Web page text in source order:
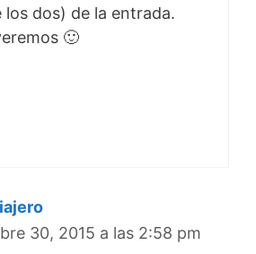
los dos) de la entrada.
🙂
30, 2015 a las 2:58 pm